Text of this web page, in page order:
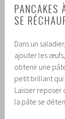
PANCAKES
SE
Dans un
ajouter les
obtenir une
petit brillant
Laisser
la pâte se